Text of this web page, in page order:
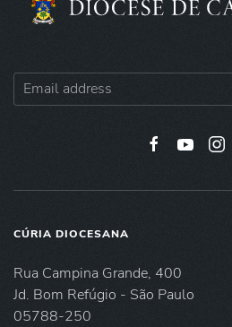
CÚRIA DIOCESANA
Rua Campina Grande, 400
Jd. Bom Refúgio - São Paulo
05788-250